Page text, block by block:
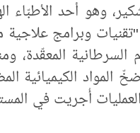
وهو أحد الأطبّاء
"تقنيات وبرامج
المعقّدة،
المواد الكيميائية
أُجريت في